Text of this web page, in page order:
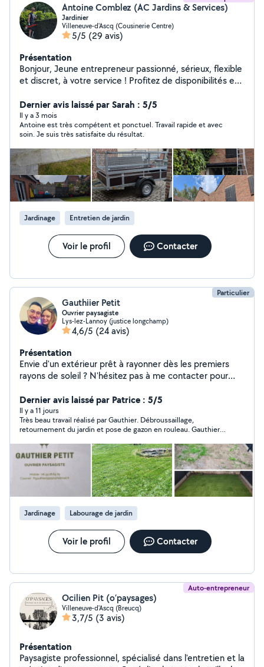
Antoine Comblez (AC Jardins & Services)
Jardinier
Villeneuve-d'Ascq (Cousinerie Centre)
5/5 (29 avis)
Présentation
Bonjour, Jeune entrepreneur passionné, sérieux, flexible
et discret, à votre service ! Profitez de disponibilités et
du jardin et d'un crédit de 50% d'impôt sur la somme
totale de votre facture. Matériel Stihl professionnel 100
% sur batterie pour une prestation silencieuse dans le
respect du voisinage et de votre tranquillité. Je suis
équipé d'une remorque pour évacuer les déchets verts.
J'accepte les CESU préfinancés en chèques et en
dématérialisés. Nettoyage haute pression des terrasses
et plus encore ! À très bientôt. Antoine
Dernier avis laissé par Sarah : 5/5
Il y a 3 mois
Antoine est très compétent et ponctuel. Travail rapide et avec
soin. Je suis très satisfaite du résultat.
Jardinage Entretien de jardin
Voir le profil Contacter
Particulier
Gauthiier Petit
Ouvrier paysagiste
Lys-lez-Lannoy (justice longchamp)
4,6/5 (24 avis)
Présentation
Envie d'un extérieur prêt à rayonner dès les premiers
rayons de soleil ? N'hésitez pas à me contacter pour
Dernier avis laissé par Patrice : 5/5
Il y a 11 jours
Très beau travail réalisé par Gauthier. Débroussaillage,
retournement du jardin et pose de gazon en rouleau. Gauthier
fortement.
Jardinage Labourage de jardin
Voir le profil Contacter
Auto-entrepreneur
Ocilien Pit (o’paysages)
Villeneuve-d'Ascq (Breucq)
3,7/5 (3 avis)
Présentation
Paysagiste professionnel, spécialisé dans l'entretien et la